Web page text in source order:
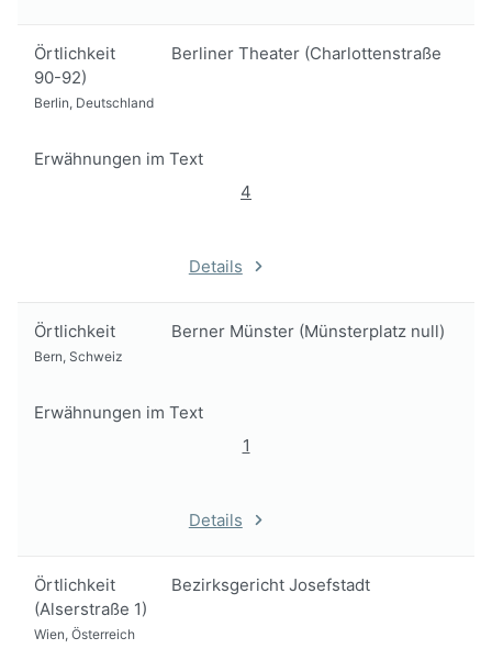
Örtlichkeit
Berliner Theater (Charlottenstraße
90-92)
Berlin, Deutschland
Erwähnungen im Text
4
Details
Örtlichkeit Berner Münster (Münsterplatz null)
Bern, Schweiz
Erwähnungen im Text
1
Details
Örtlichkeit
Bezirksgericht Josefstadt
(Alserstraße 1)
Wien, Österreich